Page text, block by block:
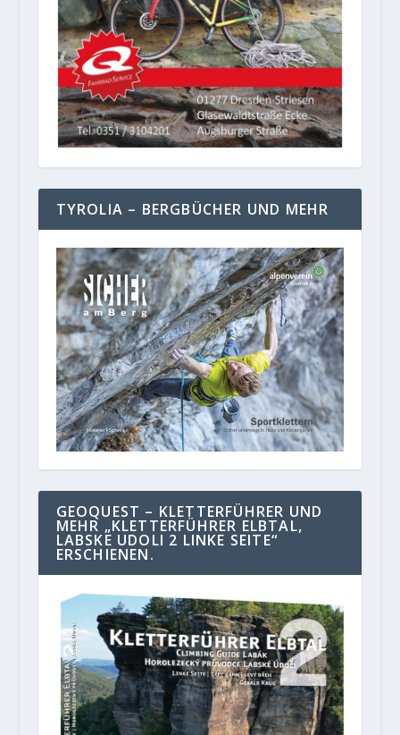
TYROLIA – BERGBÜCHER UND MEHR
GEOQUEST – KLETTERFÜHRER UND
MEHR „KLETTERFÜHRER ELBTAL,
LABSKE UDOLI 2 LINKE SEITE“
ERSCHIENEN.